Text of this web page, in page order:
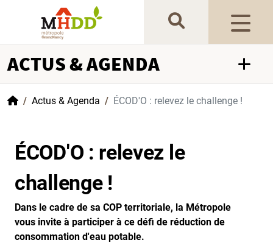
Gestion de vos préférences sur les cookies
ACTUS & AGENDA
AccueilActus & Agenda ÉCOD'O : relevez le challenge !
ÉCOD'O : relevez le
challenge !
Dans le cadre de sa COP territoriale, la Métropole
vous invite à participer à ce défi de réduction de
consommation d'eau potable.